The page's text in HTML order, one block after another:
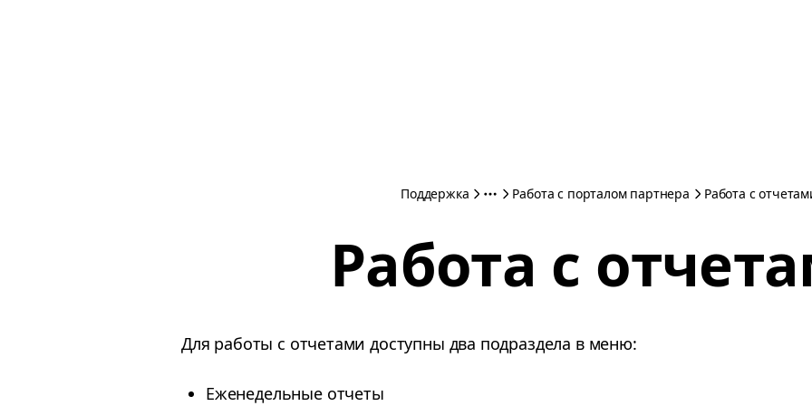
Поддержка Работа с порталом партнера Работа с
Работа с
Для работы с отчетами доступны два подраздела в меню:
Еженедельные отчеты